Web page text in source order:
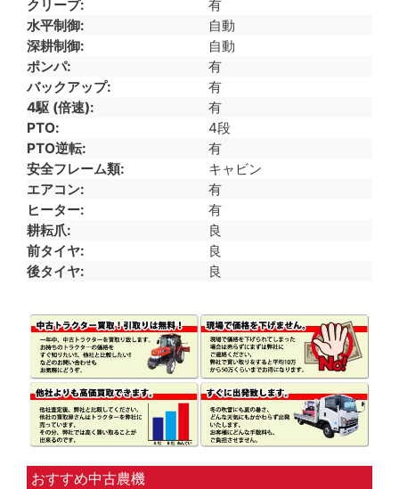
クリープ
有
水平制御
自動
深耕制御
自動
ポンパ
有
バックアップ
有
4駆 (倍速)
有
PTO
4段
PTO逆転
有
安全フレーム類
キャビン
エアコン
有
ヒーター
有
耕耘爪
良
前タイヤ
良
後タイヤ
良
おすすめ中古農機